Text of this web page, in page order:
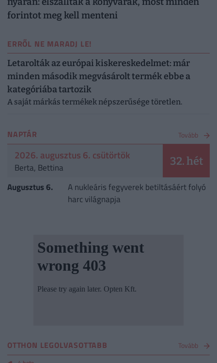
forintot meg kell menteni
ERRŐL NE MARADJ LE!
Letarolták az európai kiskereskedelmet: már
minden második megvásárolt termék ebbe a
kategóriába tartozik
A saját márkás termékek népszerűsége töretlen.
NAPTÁR Tovább
2026. augusztus 6. csütörtök
Berta, Bettina 32. hét
Augusztus 6.
A nukleáris fegyverek betiltásáért folyó
harc világnapja
OTTHON LEGOLVASOTTABB Tovább